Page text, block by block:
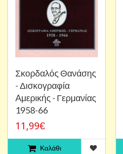
Σκορδαλός Θανάσης
- Δισκογραφία
Aμερικής - Γερμανίας
1958-66
11,99€
Καλάθι